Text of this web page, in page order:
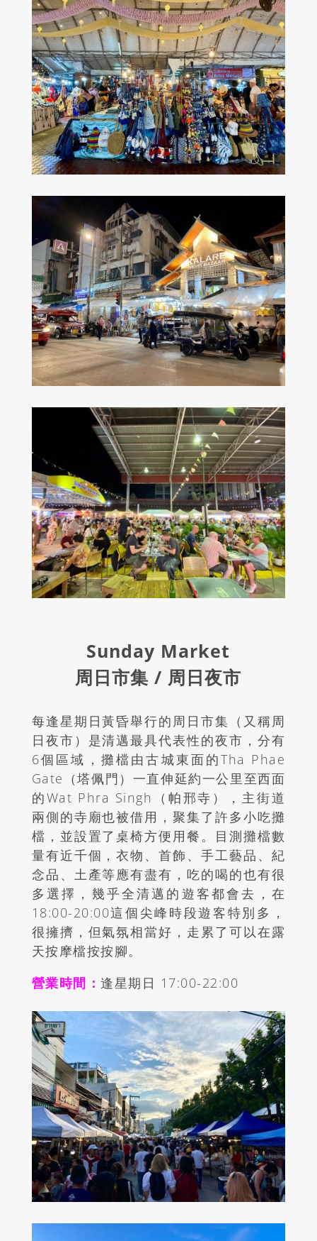
Sunday Market
周日市集 / 周日夜市
每逢星期日黃昏舉行的周日市集（又稱周
日夜市）是清邁最具代表性的夜市，分有
6個區域，攤檔由古城東面的Tha Phae
Gate （塔佩門）一直伸延約一公里至西面
的Wat Phra Singh
（帕邢寺），主街道
兩側的寺廟也被借用，聚集了許多小吃攤
檔，並設置了桌椅方便用餐。目測攤檔數
量有近千個，衣物、首飾、手工藝品、紀
念品、土產等應有盡有，吃的喝的也有很
多選擇，幾乎全清邁的遊客都會去，在
18:00-20:00這個尖峰時段遊客特別多，
很擁擠，但氣氛相當好，走累了可以在露
天按摩檔按按腳。
營業時間：逢星期日 17:00-22:00